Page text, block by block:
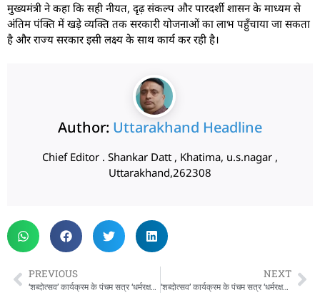
मुख्यमंत्री ने कहा कि सही नीयत, दृढ़ संकल्प और पारदर्शी शासन के माध्यम से
अंतिम पंक्ति में खड़े व्यक्ति तक सरकारी योजनाओं का लाभ पहुँचाया जा सकता
है और राज्य सरकार इसी लक्ष्य के साथ कार्य कर रही है।
Author: Uttarakhand Headline
Chief Editor . Shankar Datt , Khatima, u.s.nagar ,
Uttarakhand,262308
PREVIOUS
‘शब्दोत्सव’ कार्यक्रम के पंचम सत्र ‘धर्मरक्षक धामी’ में पहुंचे मुख्यमंत्री पुष्कर सिंह धामी
NEXT
‘शब्दोत्सव’ कार्यक्रम के पंचम सत्र ‘धर्मरक्षक धामी’ में पहुंचे मुख्यमंत्री पुष्कर सिंह धामी